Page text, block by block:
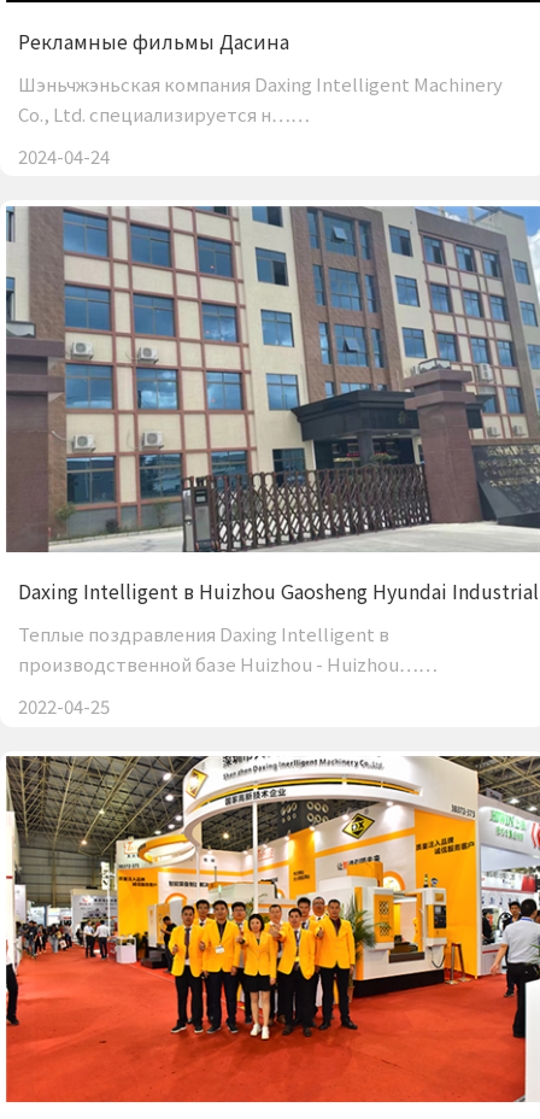
Рекламные фильмы Дасина
Шэньчжэньская компания Daxing Intelligent Machinery
Co., Ltd. специализируется н……
2024-04-24
Daxing Intelligent в Huizhou Gaosheng Hyundai Industrial
Теплые поздравления Daxing Intelligent в
производственной базе Huizhou - Huizhou……
2022-04-25